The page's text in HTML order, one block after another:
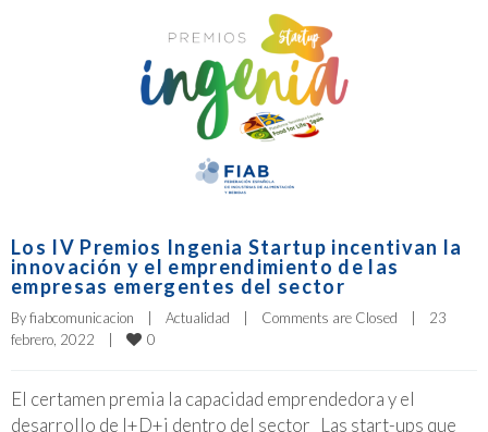
Los IV Premios Ingenia Startup incentivan la
innovación y el emprendimiento de las
empresas emergentes del sector
By fiabcomunicacion Actualidad Comments are Closed
23
febrero, 2022
0
El certamen premia la capacidad emprendedora y el
desarrollo de I+D+i dentro del sector Las start-ups que